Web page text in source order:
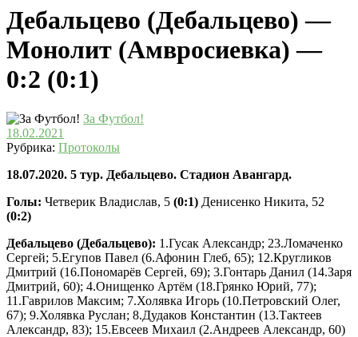
Дебальцево (Дебальцево) —
Монолит (Амвросиевка) —
0:2 (0:1)
За Футбол!
18.02.2021
Рубрика: Протоколы
18.07.2020. 5 тур. Дебальцево. Стадион Авангард.
Голы: Четверик Владислав, 5 (0:1) Денисенко Никита, 52
(0:2)
Дебальцево (Дебальцево): 1.Гусак Александр; 23.Ломаченко
Сергей; 5.Егупов Павел (6.Афонин Глеб, 65); 12.Кругликов
Дмитрий (16.Пономарёв Сергей, 69); 3.Гонтарь Данил (14.Заря
Дмитрий, 60); 4.Онищенко Артём (18.Грянко Юрий, 77);
11.Гаврилов Максим; 7.Холявка Игорь (10.Петровский Олег,
67); 9.Холявка Руслан; 8.Дудаков Константин (13.Тактеев
Александр, 83); 15.Евсеев Михаил (2.Андреев Александр, 60)